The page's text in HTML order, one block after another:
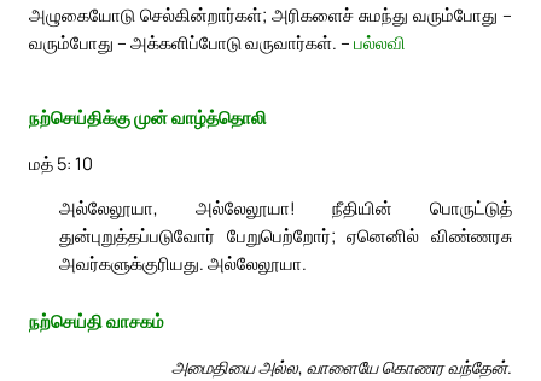
அழுகையோடு செல்கின்றார்கள்; அரிகளைச் சுமந்து வரும்போது –
வரும்போது – அக்களிப்போடு வருவார்கள். – பல்லவி
நற்செய்திக்கு முன் வாழ்த்தொலி
மத் 5: 10
அல்லேலூயா, அல்லேலூயா! நீதியின் பொருட்டுத்
துன்புறுத்தப்படுவோர் பேறுபெற்றோர்; ஏனெனில் விண்ணரசு
அவர்களுக்குரியது. அல்லேலூயா.
நற்செய்தி வாசகம்
அமைதியை அல்ல, வாளையே கொணர வந்தேன்.